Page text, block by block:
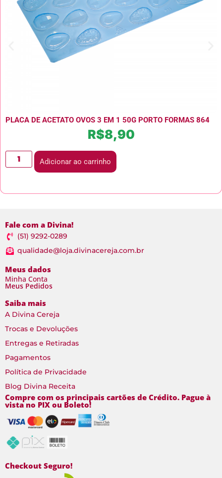
PLACA DE ACETATO OVOS 3 EM 1 50G PORTO FORMAS 864
R$8,90
Adicionar ao carrinho
Fale com a Divina!
(51) 9292-0289
qualidade@loja.divinacereja.com.br
Meus dados
Minha Conta
Meus Pedidos
Saiba mais
A Divina Cereja
Trocas e Devoluções
Entregas e Retiradas
Pagamentos
Política de Privacidade
Blog Divina Receita
Compre com os principais cartões de Crédito. Pague à
vista no PIX ou Boleto!
Checkout Seguro!